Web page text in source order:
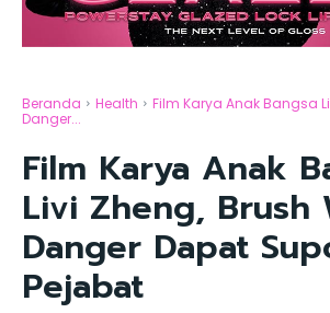
Beranda Health
Film Karya Anak Bangsa
Danger...
Film Karya Anak
Livi Zheng, Brush
Danger Dapat
Pejabat